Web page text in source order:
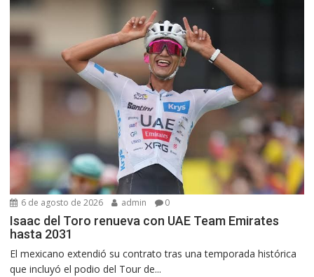
6 de agosto de 2026 admin 0
Isaac del Toro renueva con UAE Team Emirates
hasta 2031
El mexicano extendió su contrato tras una temporada histórica
que incluyó el podio del Tour de...